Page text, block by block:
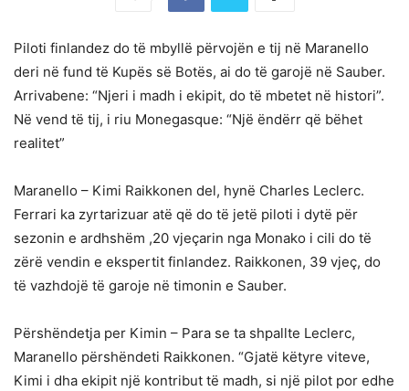
Piloti finlandez do të mbyllë përvojën e tij në Maranello
deri në fund të Kupës së Botës, ai do të garojë në Sauber.
Arrivabene: “Njeri i madh i ekipit, do të mbetet në histori”.
Në vend të tij, i riu Monegasque: “Një ëndërr që bëhet
realitet”
Maranello – Kimi Raikkonen del, hynë Charles Leclerc.
Ferrari ka zyrtarizuar atë që do të jetë piloti i dytë për
sezonin e ardhshëm ,20 vjeçarin nga Monako i cili do të
zërë vendin e ekspertit finlandez. Raikkonen, 39 vjeç, do
të vazhdojë të garoje në timonin e Sauber.
Përshëndetja per Kimin – Para se ta shpallte Leclerc,
Maranello përshëndeti Raikkonen. “Gjatë këtyre viteve,
Kimi i dha ekipit një kontribut të madh, si një pilot por edhe